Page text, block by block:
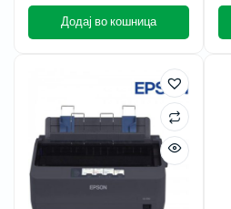
Додај во кошница